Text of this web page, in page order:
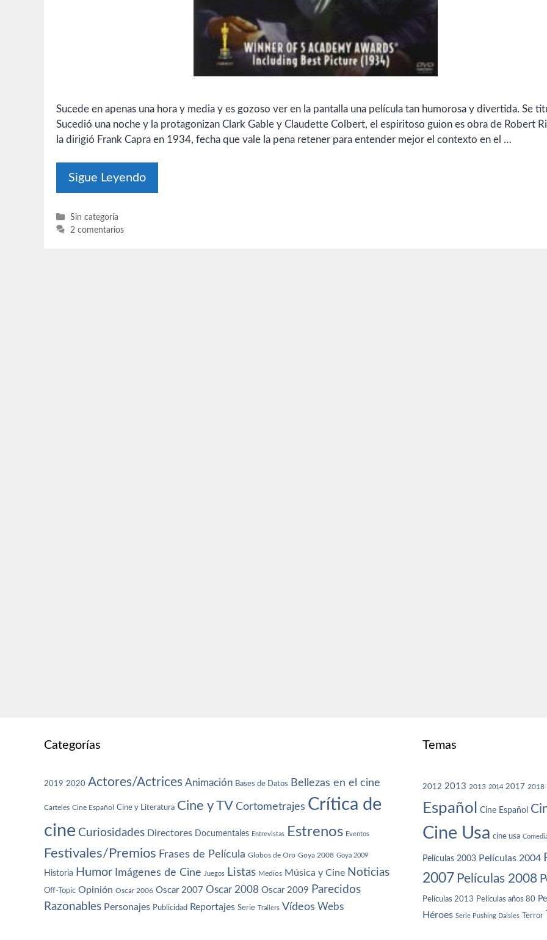
Sucede en apenas una hora y media y es gozoso ver en la pantalla una película tan humorosa y divertida. Se
Sucedió una noche y la protagonizan Clark Gable y Claudette Colbert, el espiritoso guion es obra de Robert
la dirigió Frank Capra en 1934, fecha que vale la pena retener para entender mejor el contexto en el …
Sigue Leyendo
Categorías
Sin categoría
2 comentarios
Categorías
2019 2020 Actores/Actrices Animación Bases de Datos Bellezas en el cine
Carteles Cine Español Cine y Literatura Cine y TV Cortometrajes Crítica de
cine Curiosidades Directores Documentales Entrevistas Estrenos Eventos
Festivales/Premios Frases de Película Globos de Oro Goya 2008 Goya 2009
Historia Humor Imágenes de Cine Juegos Listas Medios Música y Cine Noticias
Off-Topic Opinión Oscar 2006 Oscar 2007 Oscar 2008 Oscar 2009 Parecidos
Razonables Personajes Publicidad Reportajes Serie Trailers Vídeos Webs
Temas
2012 2013 2013 2014 2017 2018
Español Cine Español
Cine Usa cine usa
Películas 2003 Películas 2004
2007 Películas 2008
Películas 2013 Películas años 80
Héroes Serie Pushing Daisies Terror